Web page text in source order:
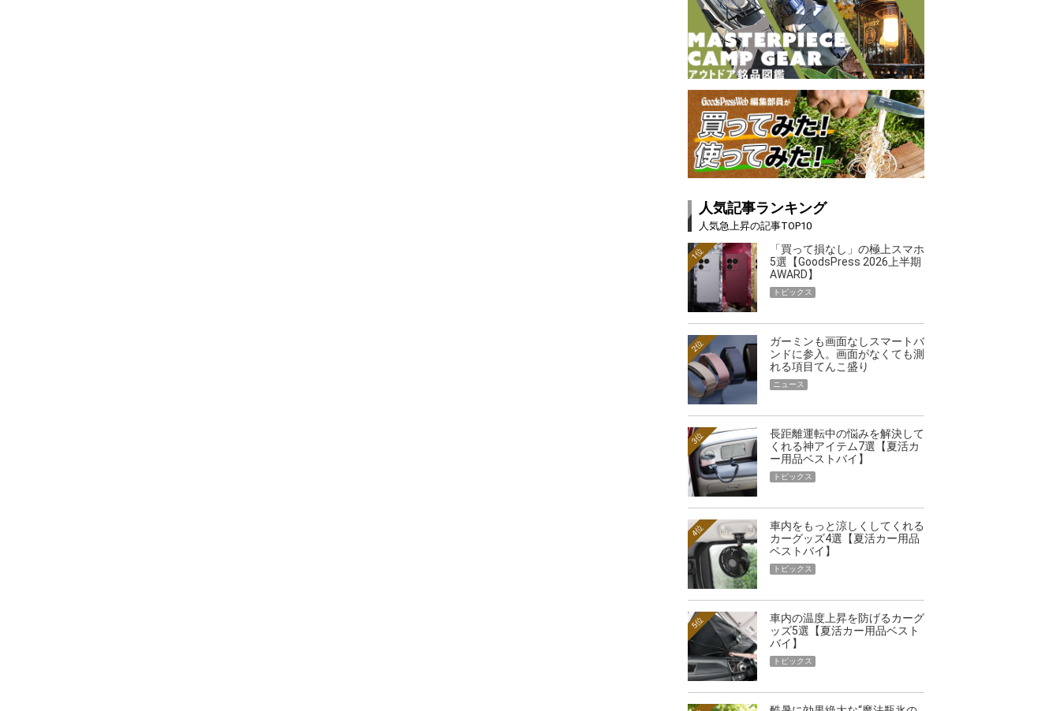
人気記事ランキング
人気急上昇の記事TOP10
「買って損なし」の極上スマホ
5選【GoodsPress 2026上半期
AWARD】
1位
トピックス
ガーミンも画面なしスマートバ
ンドに参入。画面がなくても測
れる項目てんこ盛り
2位
ニュース
長距離運転中の悩みを解決して
くれる神アイテム7選【夏活カ
ー用品ベストバイ】
3位
トピックス
車内をもっと涼しくしてくれる
カーグッズ4選【夏活カー用品
ベストバイ】
4位
トピックス
車内の温度上昇を防げるカーグ
ッズ5選【夏活カー用品ベスト
バイ】
5位
トピックス